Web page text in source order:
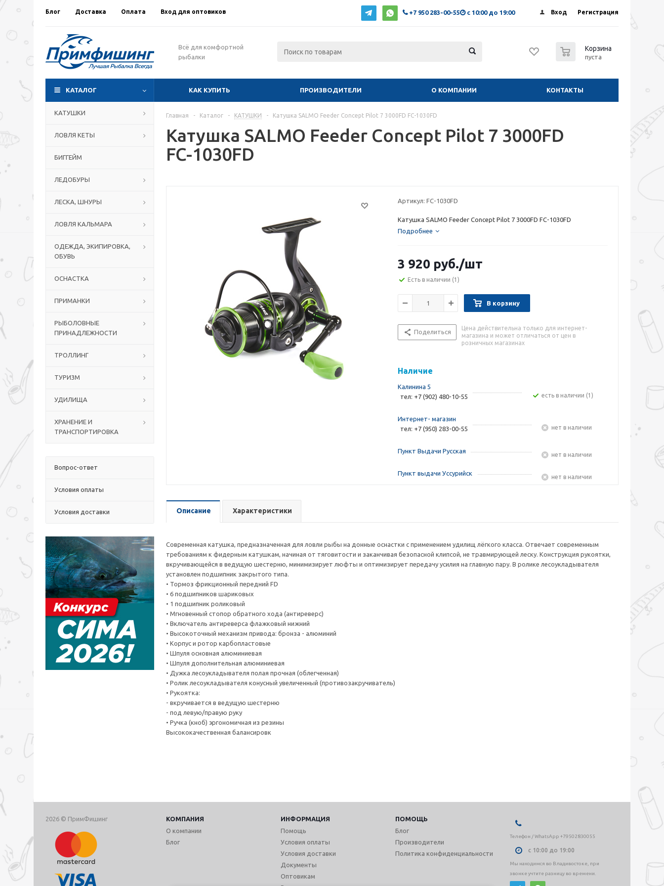
Блог Доставка Оплата Вход для оптовиков Вход Регистрация
+7 950 283-00-55 с 10:00 до 19:00
Всё для комфортной
рыбалки
Корзина
пуста
КАТАЛОГ КАК КУПИТЬ ПРОИЗВОДИТЕЛИ О КОМПАНИИ КОНТАКТЫ
КАТУШКИ
ЛОВЛЯ КЕТЫ
БИГГЕЙМ
ЛЕДОБУРЫ
ЛЕСКА, ШНУРЫ
ЛОВЛЯ КАЛЬМАРА
ОДЕЖДА, ЭКИПИРОВКА,
ОБУВЬ
ОСНАСТКА
ПРИМАНКИ
РЫБОЛОВНЫЕ
ПРИНАДЛЕЖНОСТИ
ТРОЛЛИНГ
ТУРИЗМ
УДИЛИЩА
ХРАНЕНИЕ И
ТРАНСПОРТИРОВКА
Вопрос-ответ
Условия оплаты
Условия доставки
Главная - Каталог - КАТУШКИ - Катушка SALMO Feeder Concept Pilot 7 3000FD FC-1030FD
Катушка SALMO Feeder Concept Pilot 7 3000FD
FC-1030FD
Артикул: FC-1030FD
Катушка SALMO Feeder Concept Pilot 7 3000FD FC-1030FD
Подробнее
3 920 руб./шт
Есть в наличии (1)
В корзину
Поделиться
Цена действительна только для интернет-
магазина и может отличаться от цен в
розничных магазинах
Наличие
Калинина 5
тел: +7 (902) 480-10-55
Есть в наличии (1)
Интернет- магазин
тел: +7 (950) 283-00-55
Нет в наличии
Пункт Выдачи Русская Нет в наличии
Пункт выдачи Уссурийск Нет в наличии
Описание Характеристики
Современная катушка, предназначенная для ловли рыбы на донные оснастки с применением удилищ лёгкого класса. Отвечает современным
требованиям к фидерным катушкам, начиная от тяговитости и заканчивая безопасной клипсой, не травмирующей леску. Конструкция рукоятки,
вкручивающейся в ведущую шестерню, минимизирует люфты и оптимизирует передачу усилия на главную пару. В ролике лесоукладывателя
установлен подшипник закрытого типа.
• Тормоз фрикционный передний FD
• 6 подшипников шариковых
• 1 подшипник роликовый
• Мгновенный стопор обратного хода (антиреверс)
• Включатель антиреверса флажковый нижний
• Высокоточный механизм привода: бронза - алюминий
• Корпус и ротор карбопластовые
• Шпуля основная алюминиевая
• Шпуля дополнительная алюминиевая
• Дужка лесоукладывателя полая прочная (облегченная)
• Ролик лесоукладывателя конусный увеличенный (противозакручиватель)
• Рукоятка:
- вкручивается в ведущую шестерню
- под левую/правую руку
• Ручка (кноб) эргономичная из резины
Высококачественная балансировк
2026 © ПримФишинг КОМПАНИЯ ИНФОРМАЦИЯ
ПОМОЩЬ
О компании
Блог
Помощь
Условия оплаты
Условия доставки
Документы
Оптовикам
Блог
Производители
Политика конфиденциальности
Телефон / WhatsApp +79502830055
с 10:00 до 19:00
Мы находимся во Владивостоке, при
звонке учтите разницу во времени.